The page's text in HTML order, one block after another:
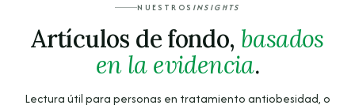
NUESTROS INSIGHTS
Artículos de fondo, basados
en la evidencia.
Lectura útil para personas en tratamiento antiobesidad, o